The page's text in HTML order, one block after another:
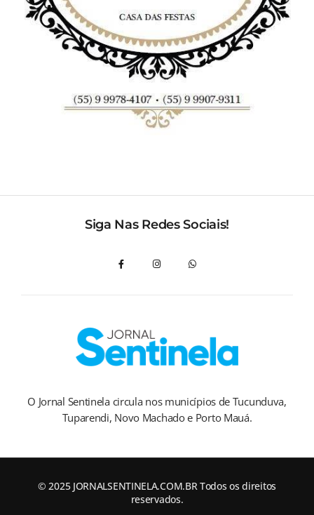
Siga Nas Redes Sociais!
O Jornal Sentinela circula nos municípios de Tucunduva,
Tuparendi, Novo Machado e Porto Mauá.
© 2025 JORNALSENTINELA.COM.BR Todos os direitos
reservados.